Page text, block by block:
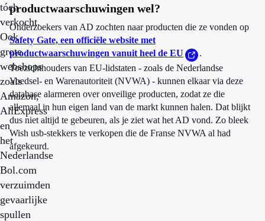
tóch
verkocht.
Ook
grote
webshops
zoals
Amazon,
AliExpress
en
het
Nederlandse
Bol.com
verzuimden
gevaarlijke
spullen
productwaarschuwingen wel?
Onderzoekers van AD zochten naar producten die ze vonden op
Safety Gate, een officiële website met
productwaarschuwingen vanuit heel de EU
.
Toezichthouders van EU-lidstaten - zoals de Nederlandse
Voedsel- en Warenautoriteit (NVWA) - kunnen elkaar via deze
database alarmeren over onveilige producten, zodat ze die
allemaal in hun eigen land van de markt kunnen halen. Dat blijkt
dus niet altijd te gebeuren, als je ziet wat het AD vond. Zo bleek
Wish usb-stekkers te verkopen die de Franse NVWA al had
afgekeurd.